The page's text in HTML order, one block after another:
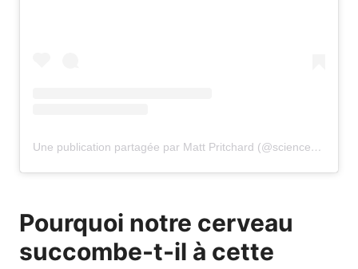
Une publication partagée par Matt Pritchard (@sciencemagician)
Pourquoi notre cerveau
succombe-t-il à cette